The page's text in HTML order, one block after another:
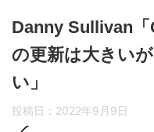
Danny Sullivan
の更新は大きい
い」
投稿日： 2022年9月9日